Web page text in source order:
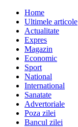
Home
Ultimele articole
Actualitate
Expres
Magazin
Economic
Sport
National
International
Sanatate
Advertoriale
Poza zilei
Bancul zilei